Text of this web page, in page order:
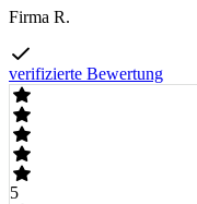
Firma R.
verifizierte Bewertung
5